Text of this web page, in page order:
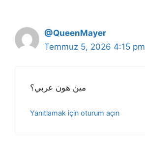
@QueenMayer
Temmuz 5, 2026 4:15 pm
مين هون عربي؟
Yanıtlamak için oturum açın